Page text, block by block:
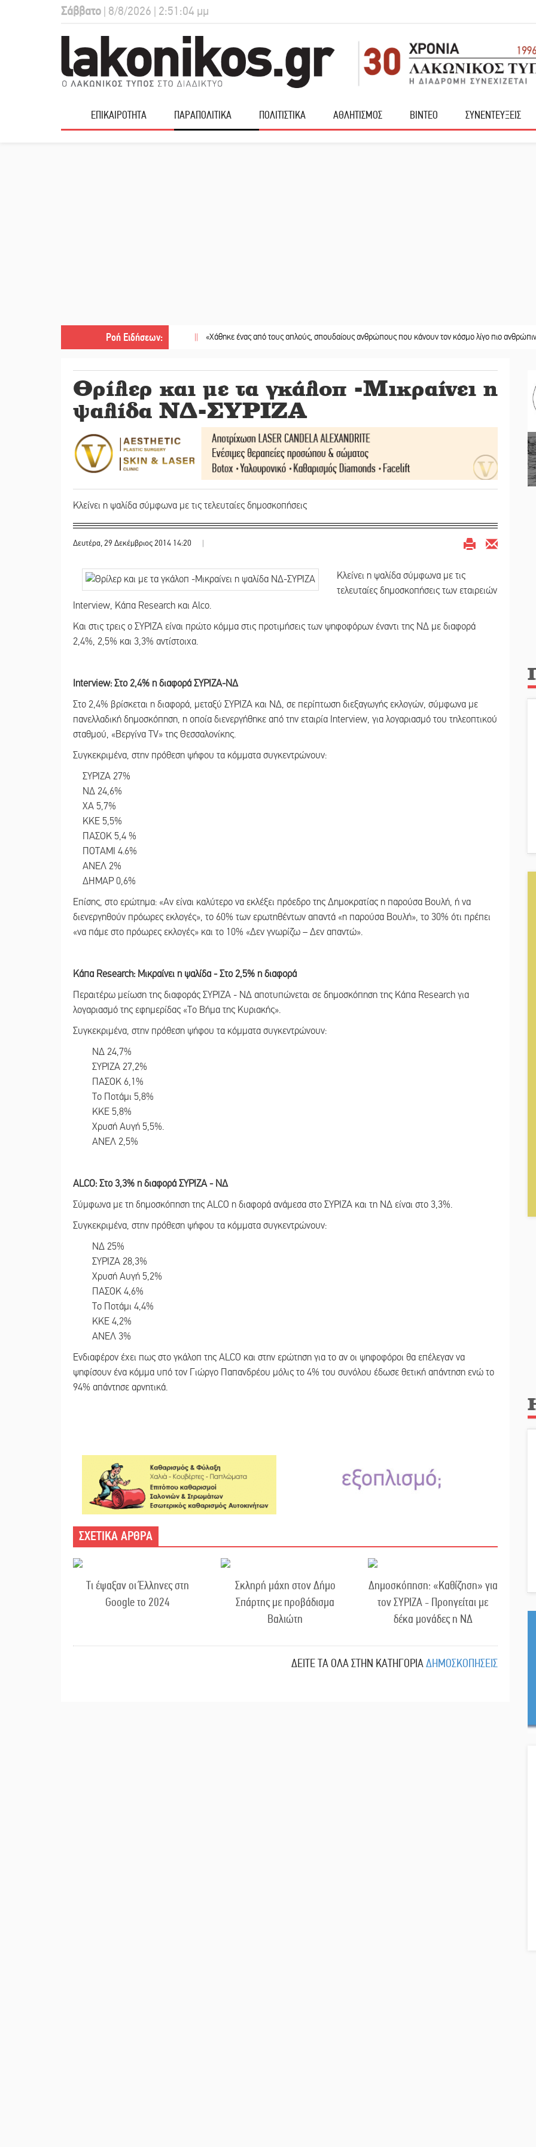
Σάββατο | 8/8/2026 | 2:51:05 μμ
ΕΠΙΚΑΙΡΟΤΗΤΑ ΠΑΡΑΠΟΛΙΤΙΚΑ ΠΟΛΙΤΙΣΤΙΚΑ ΑΘΛΗΤΙΣΜΟΣ ΒΙΝΤΕΟ ΣΥΝΕΝΤΕΥΞΕΙΣ
Ροή Ειδήσεων:
|| «Χάθηκε ένας από τους απλούς, σπουδαίους ανθρώπους που κάνουν τον κόσμο λίγο πιο ανθρώπινο» ||
Θρίλερ και με τα γκάλοπ -Μικραίνει η
ψαλίδα ΝΔ-ΣΥΡΙΖΑ
Κλείνει η ψαλίδα σύμφωνα με τις τελευταίες δημοσκοπήσεις
Δευτέρα, 29 Δεκέμβριος 2014 14:20 |
Κλείνει η ψαλίδα σύμφωνα με τις
τελευταίες δημοσκοπήσεις των εταιρειών
Interview, Κάπα Research και Alco.
Και στις τρεις ο ΣΥΡΙΖΑ είναι πρώτο κόμμα στις προτιμήσεις των ψηφοφόρων έναντι της ΝΔ με διαφορά
2,4%, 2,5% και 3,3% αντίστοιχα.
Interview: Στο 2,4% η διαφορά ΣΥΡΙΖΑ-ΝΔ
Στο 2,4% βρίσκεται η διαφορά, μεταξύ ΣΥΡΙΖΑ και ΝΔ, σε περίπτωση διεξαγωγής εκλογών, σύμφωνα με
πανελλαδική δημοσκόπηση, η οποία διενεργήθηκε από την εταιρία Interview, για λογαριασμό του τηλεοπτικού
σταθμού, «Βεργίνα TV» της Θεσσαλονίκης.
Συγκεκριμένα, στην πρόθεση ψήφου τα κόμματα συγκεντρώνουν:
ΣΥΡΙΖΑ 27%
ΝΔ 24,6%
ΧΑ 5,7%
ΚΚΕ 5,5%
ΠΑΣΟΚ 5,4 %
ΠΟΤΑΜΙ 4.6%
ΑΝΕΛ 2%
ΔΗΜΑΡ 0,6%
Επίσης, στο ερώτημα: «Αν είναι καλύτερο να εκλέξει πρόεδρο της Δημοκρατίας η παρούσα Βουλή, ή να
διενεργηθούν πρόωρες εκλογές», το 60% των ερωτηθέντων απαντά «η παρούσα Βουλή», το 30% ότι πρέπει
«να πάμε στο πρόωρες εκλογές» και το 10% «Δεν γνωρίζω – Δεν απαντώ».
Κάπα Research: Μικραίνει η ψαλίδα - Στο 2,5% η διαφορά
Περαιτέρω μείωση της διαφοράς ΣΥΡΙΖΑ - ΝΔ αποτυπώνεται σε δημοσκόπηση της Κάπα Research για
λογαριασμό της εφημερίδας «Το Βήμα της Κυριακής».
Συγκεκριμένα, στην πρόθεση ψήφου τα κόμματα συγκεντρώνουν:
ΝΔ 24,7%
ΣΥΡΙΖΑ 27,2%
ΠΑΣΟΚ 6,1%
Το Ποτάμι 5,8%
ΚΚΕ 5,8%
Χρυσή Αυγή 5,5%.
ΑΝΕΛ 2,5%
ALCO: Στο 3,3% η διαφορά ΣΥΡΙΖΑ - ΝΔ
Σύμφωνα με τη δημοσκόπηση της ALCO η διαφορά ανάμεσα στο ΣΥΡΙΖΑ και τη ΝΔ είναι στο 3,3%.
Συγκεκριμένα, στην πρόθεση ψήφου τα κόμματα συγκεντρώνουν:
ΝΔ 25%
ΣΥΡΙΖΑ 28,3%
Χρυσή Αυγή 5,2%
ΠΑΣΟΚ 4,6%
Το Ποτάμι 4,4%
ΚΚΕ 4,2%
ΑΝΕΛ 3%
Ενδιαφέρον έχει πως στο γκάλοπ της ALCO και στην ερώτηση για το αν οι ψηφοφόροι θα επέλεγαν να
ψηφίσουν ένα κόμμα υπό τον Γιώργο Παπανδρέου μόλις το 4% του συνόλου έδωσε θετική απάντηση ενώ το
94% απάντησε αρνητικά.
ΣΧΕΤΙΚΑ ΑΡΘΡΑ
Τι έψαξαν οι Έλληνες στη
Google το 2024
Σκληρή μάχη στον Δήμο
Σπάρτης με προβάδισμα
Βαλιώτη
Δημοσκόπηση: «Καθίζηση» για
τον ΣΥΡΙΖΑ - Προηγείται με
δέκα μονάδες η ΝΔ
ΔΕΙΤΕ ΤΑ ΟΛΑ ΣΤΗΝ ΚΑΤΗΓΟΡΙΑΔΗΜΟΣΚΟΠΗΣΕΙΣ